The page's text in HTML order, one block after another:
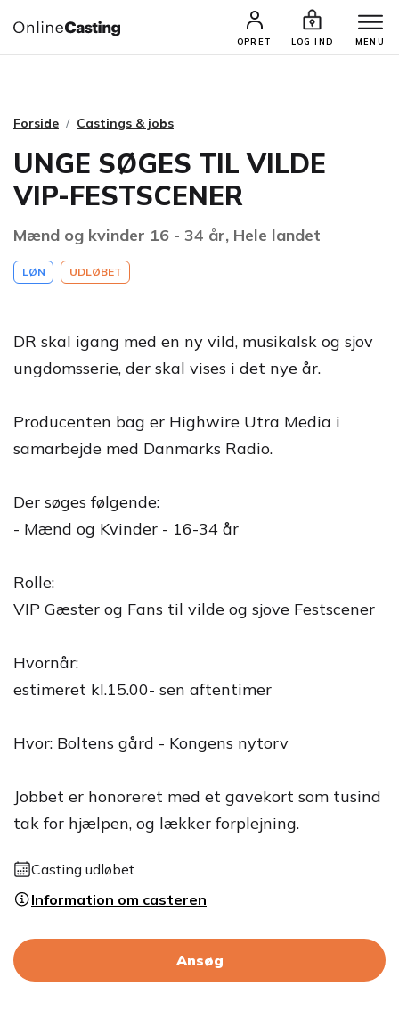
OPRET LOG IND MENU
CASTINGS & JOBS SØG PROFIL
Forside Castings & jobs
UNGE SØGES TIL VILDE
VIP-FESTSCENER
Mænd og kvinder 16 - 34 år, Hele landet
LØN UDLØBET
DR skal igang med en ny vild, musikalsk og sjov
ungdomsserie, der skal vises i det nye år.
Producenten bag er Highwire Utra Media i
samarbejde med Danmarks Radio.
Der søges følgende:
- Mænd og Kvinder - 16-34 år
Rolle:
VIP Gæster og Fans til vilde og sjove Festscener
Hvornår:
estimeret kl.15.00- sen aftentimer
Hvor: Boltens gård - Kongens nytorv
Jobbet er honoreret med et gavekort som tusind
tak for hjælpen, og lækker forplejning.
Casting udløbet
Information om casteren
Ansøg